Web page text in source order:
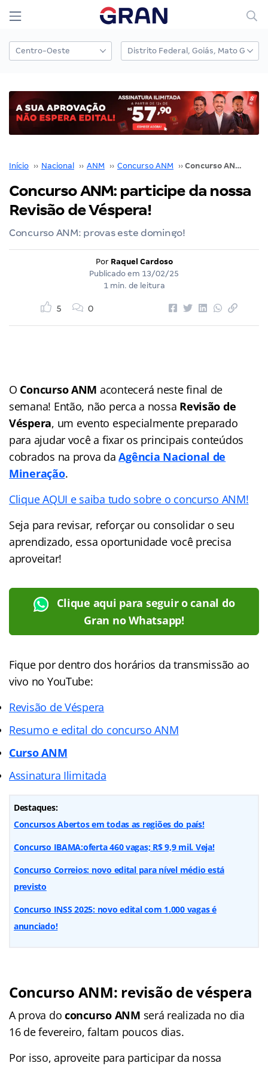
Início ›› Nacional ›› ANM ›› Concurso ANM ›› Concurso ANM: participe da nossa Revisão de Véspera!
Concurso ANM: participe da nossa
Revisão de Véspera!
Concurso ANM: provas este domingo!
Por Raquel Cardoso
Publicado em 13/02/25
1 min. de leitura
5 0
O Concurso ANM acontecerá neste final de
semana! Então, não perca a nossa Revisão de
Véspera, um evento especialmente preparado
para ajudar você a fixar os principais conteúdos
cobrados na prova daAgência Nacional de
Mineração.
Clique AQUI e saiba tudo sobre o concurso ANM!
Seja para revisar, reforçar ou consolidar o seu
aprendizado, essa oportunidade você precisa
aproveitar!
Clique aqui para seguir o canal do
Gran no Whatsapp!
Fique por dentro dos horários da transmissão ao
vivo no YouTube:
Revisão de Véspera
Resumo e edital do concurso ANM
Curso ANM
Assinatura Ilimitada
Destaques:
Concursos Abertos em todas as regiões do país!
Concurso IBAMA:oferta 460 vagas; R$ 9,9 mil. Veja!
Concurso Correios: novo edital para nível médio está
previsto
Concurso INSS 2025: novo edital com 1.000 vagas é
anunciado!
Concurso ANM: revisão de véspera
A prova doconcurso ANM será realizada no dia
16 de fevereiro, faltam poucos dias.
Por isso, aproveite para participar da nossa